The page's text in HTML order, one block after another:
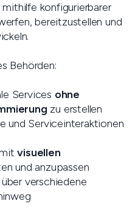
konfigurierbarer
bereitzustellen und
Behörden:
Services ohne
zu erstellen
und Serviceinteraktionen
mitvisuellen
und anzupassen
verschiedene